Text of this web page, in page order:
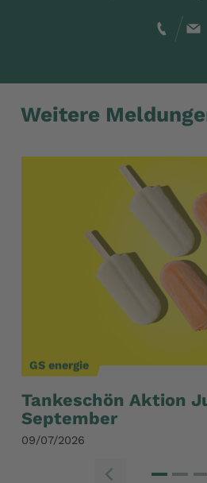
Weitere
GS energie
Tankeschön Aktion
September
09/07/2026